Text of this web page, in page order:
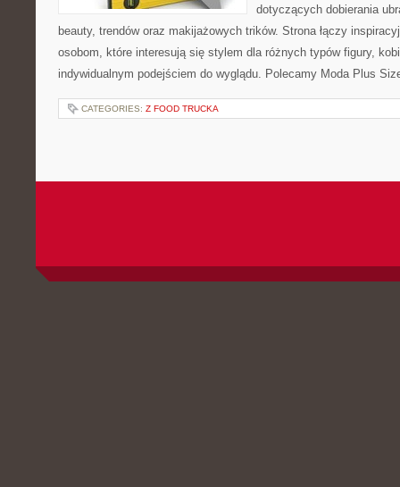
dotyczących dobierania
beauty, trendów oraz makijażowych trików. Strona łączy
osobom, które interesują się stylem dla różnych typów figury,
indywidualnym podejściem do wyglądu. Polecamy Moda Plus
CATEGORIES: Z FOOD TRUCKA